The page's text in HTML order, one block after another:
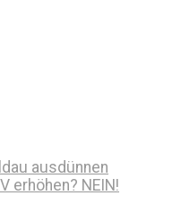
ausdünnen
erhöhen? NEIN!